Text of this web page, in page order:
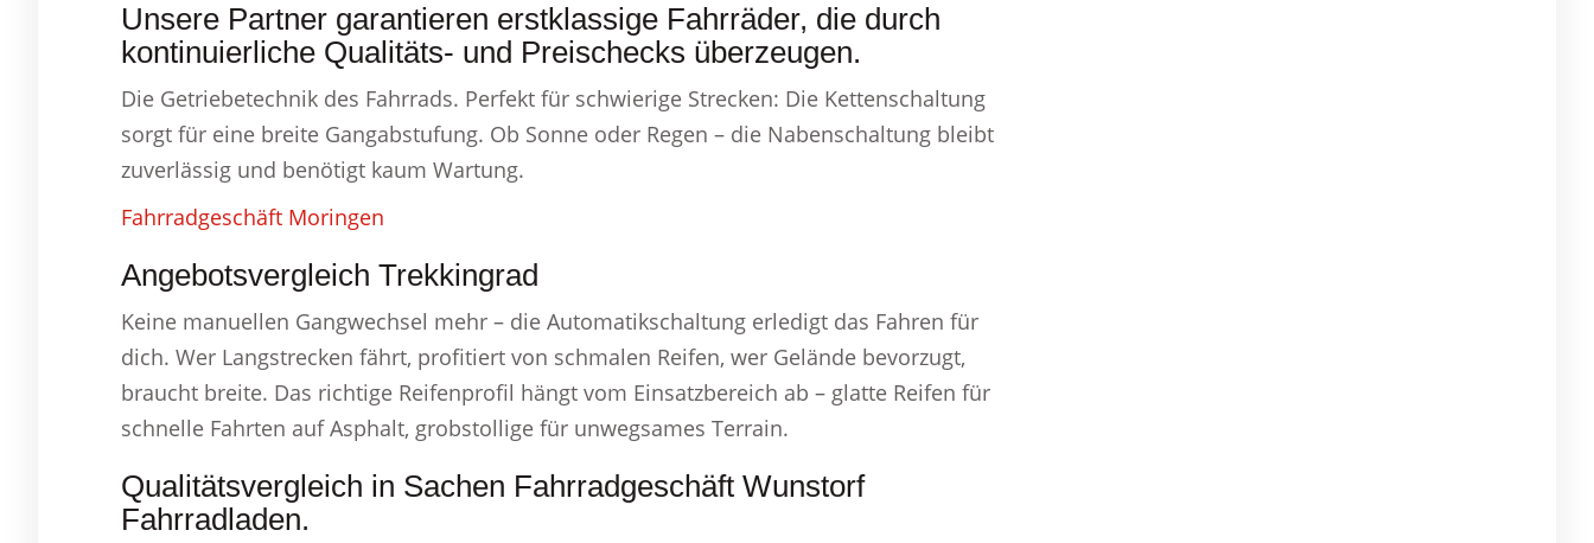
Unsere Partner garantieren erstklassige Fahrräder, die durch
kontinuierliche Qualitäts- und Preischecks überzeugen.
Die Getriebetechnik des Fahrrads. Perfekt für schwierige Strecken: Die Kettenschaltung
sorgt für eine breite Gangabstufung. Ob Sonne oder Regen – die Nabenschaltung bleibt
zuverlässig und benötigt kaum Wartung.
Fahrradgeschäft Moringen
Angebotsvergleich Trekkingrad
Keine manuellen Gangwechsel mehr – die Automatikschaltung erledigt das Fahren für
dich. Wer Langstrecken fährt, profitiert von schmalen Reifen, wer Gelände bevorzugt,
braucht breite. Das richtige Reifenprofil hängt vom Einsatzbereich ab – glatte Reifen für
schnelle Fahrten auf Asphalt, grobstollige für unwegsames Terrain.
Qualitätsvergleich in Sachen Fahrradgeschäft Wunstorf
Fahrradladen.